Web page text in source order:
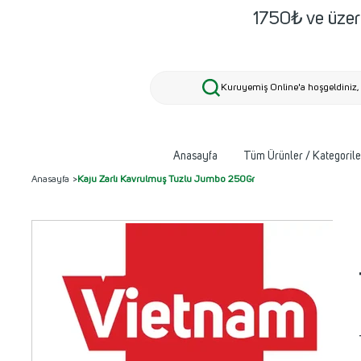
1750₺ ve
Kuruyemiş Online'a hoşgeldiniz,
Anasayfa Tüm Ürünler /
Anasayfa >Kaju Zarlı Kavrulmuş Tuzlu Jumbo 250Gr